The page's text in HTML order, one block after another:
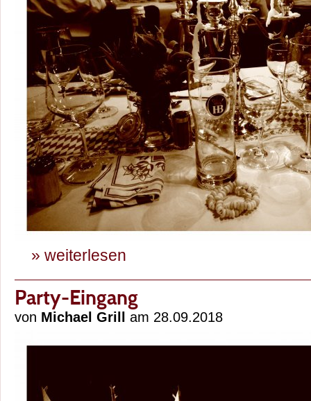
» weiterlesen
Party-Eingang
von Michael Grill am 28.09.2018